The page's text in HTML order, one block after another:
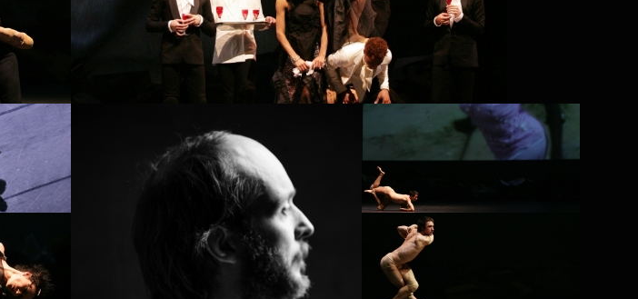
SIDI LARBI CHERKAOUI
DOMINIQUE DRILLOT